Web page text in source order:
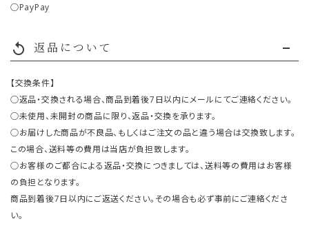
○PayPay
replay 返品について
【交換条件】
○返品・交換される場合、商品到着後7日以内にメールにてご連絡ください。
○未使用、未開封の商品に限り、返品・交換を承ります。
○お届けした商品が不良品、もしくはご注文の品と違う場合は交換致します。
この場合、送料等の費用は当店が負担致します。
○お客様のご都合による返品・交換につきましては、送料等の費用はお客様
の負担となります。
商品到着後7日以内にご返送ください。その場合も必ず事前にご連絡くださ
い。